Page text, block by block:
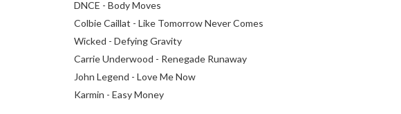
DNCE - Body Moves
Colbie Caillat - Like Tomorrow Never Comes
Wicked - Defying Gravity
Carrie Underwood - Renegade Runaway
John Legend - Love Me Now
Karmin - Easy Money